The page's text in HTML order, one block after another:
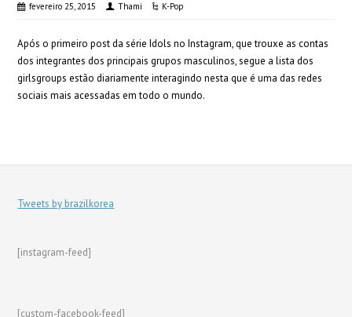
fevereiro 25, 2015 Thami K-Pop
Após o primeiro post da série Idols no Instagram, que trouxe as contas
dos integrantes dos principais grupos masculinos, segue a lista dos
girlsgroups estão diariamente interagindo nesta que é uma das redes
sociais mais acessadas em todo o mundo.
Tweets by brazilkorea
[instagram-feed]
[custom-facebook-feed]